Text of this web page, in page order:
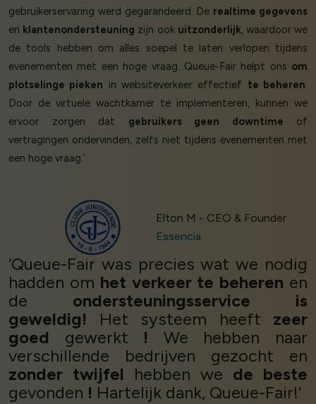
gebruikerservaring werd gegarandeerd. De realtime gegevens
en klantenondersteuning zijn ook uitzonderlijk , waardoor we
de tools hebben om alles soepel te laten verlopen tijdens
evenementen met een hoge vraag. Queue-Fair helpt ons om
plotselinge pieken in websiteverkeer effectief te beheren
Door de virtuele wachtkamer te implementeren, kunnen we
ervoor zorgen dat gebruikers geen downtime of
vertragingen ondervinden, zelfs niet tijdens evenementen met
een hoge vraag.’
Elton M - CEO & Founder
Essencia
‘Queue-Fair was precies wat we nodig
hadden om het verkeer te beheren en
de ondersteuningsservice is
geweldig! Het systeem heeft zeer
goed gewerkt ! We hebben naar
verschillende bedrijven gezocht en
zonder twijfel hebben we de beste
gevonden ! Hartelijk dank, Queue-Fair!’